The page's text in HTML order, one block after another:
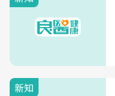
新知